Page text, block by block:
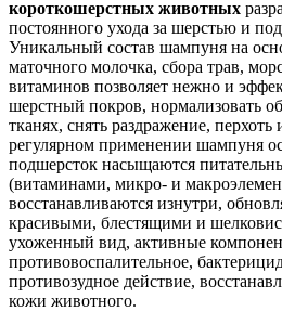
короткошерстных животных
постоянного ухода за шерстью и
Уникальный состав шампуня на
маточного молочка, сбора трав,
витаминов позволяет нежно и
шерстный покров, нормализовать
тканях, снять раздражение,
регулярном применении шампуня
подшерсток насыщаются
(витаминами, микро- и
восстанавливаются изнутри,
красивыми, блестящими и
ухоженный вид, активные
противовоспалительное,
противозудное действие,
кожи животного.